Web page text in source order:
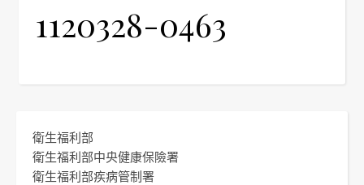
1120328-0463
衛生福利部
衛生福利部中央健康保險署
衛生福利部疾病管制署